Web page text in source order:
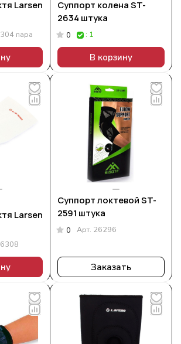
Larsen
пара
Суппорт колена ST-
2634 штука
0 : 1
В корзину
Larsen
6308
Суппорт локтевой ST-
2591 штука
0 Арт. 26296
Заказать